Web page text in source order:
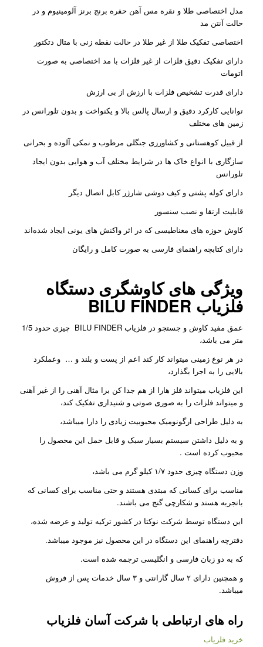
مدل اختصاصی طلا و نقره مس آهن حفره برنج برنز آلومینیوم و در
حالت آنتن مد
اختصاصی تفکیک طلا از غیر طلا در حالت نقطه زنی با متال دتکتور
دارای تفکیک دقیق فلزات از غیر فلزات با مد اختصاصی به صورت
اتومات
دارای قدرت تشخیص فلزات با ارزش از بی ارزش
توانایی کارکرد دقیق و ارسال پالس بالا و یکنواخت و بدون تلورانس در
زمین های مختلف
از قبیل کوهستانی و کشاورزی جنگلی مرطوب و نمکی آلوده و بحرانی
سازگاری با انواع خاک ها در شرایط مختلف آب و هوایی بدون ایجاد
تلورانس
دارای کوله پشتی و کیف دوشی شارژر کابل اتصال دیگر
قابلیت ارتقا و نصب سنسور
کاوش حوزه های مغناطیسی که در اثر واکنش های یونی ایجاد شده‌اند
دارای کتابچه راهنمای فارسی به صورت کامل و رایگان
ویژگی های کاوشگری دستگاه
فلزیاب BILU FINDER
عمق مفید کاوش و جستجو در فلزیاب BILU FINDER چیزی حدود 1/5
متر می باشد،
در هر نوع زمینی میتواند کار کند اعم از پست و بلند و … وعملکرد
بالایی را به اجرا بگذارد،
این فلزیاب میتواند فلز هارا از هم جدا کن برا مثال آهنی را از غیر آهنی
و میتواند فلزات را به صوری صوتی و شنیداری تفکیک کند،
به دلیل طراحی ارگونومیک محبوبیت زیادی را دارا میباشد،
و به دلیل داشتن سیستم بسیار سبک و قابل حمل این محصول را
محبوب کرده است .
وزن دستگاه چیزی حدود ۱/۷ کیلو گرم می باشد،
مناسب برای کسانی که مبتدی هستند و حتی مناسب برای کسانی که
باتجربه هستد و شکارچی گنج می باشند.
این دستگاه توسط شرکت نوکتا در کشور ترکیه تولید و عرضه شده،
دفترچه راهنمای این دستگاه در این محصول نیز موجود میباشد.
که به دو زبان فارسی و انگلیسی ترجمه شده است.
و همچنین دارای ۲ سال گارانتی و ۳ سال خدمات پس از فروش
میباشد.
راه های ارتباطی با شرکتآسان فلزیاب
خرید فلزیاب